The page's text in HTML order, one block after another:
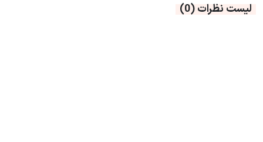
لیست نظرات(0)